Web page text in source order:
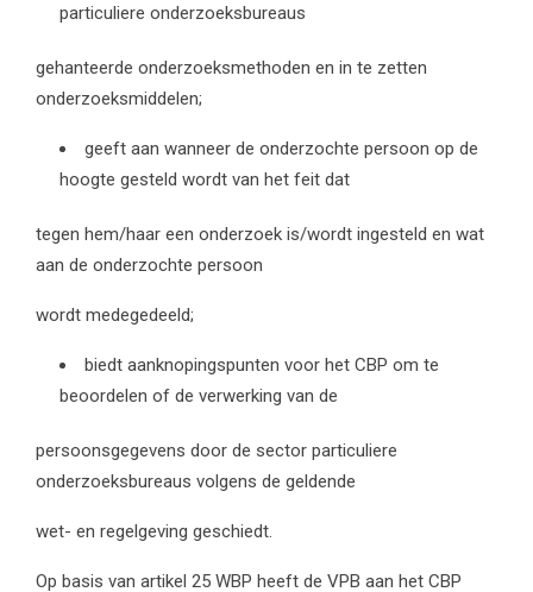
particuliere onderzoeksbureaus
gehanteerde onderzoeksmethoden en in te zetten
onderzoeksmiddelen;
geeft aan wanneer de onderzochte persoon op de
hoogte gesteld wordt van het feit dat
tegen hem/haar een onderzoek is/wordt ingesteld en wat
aan de onderzochte persoon
wordt medegedeeld;
biedt aanknopingspunten voor het CBP om te
beoordelen of de verwerking van de
persoonsgegevens door de sector particuliere
onderzoeksbureaus volgens de geldende
wet- en regelgeving geschiedt.
Op basis van artikel 25 WBP heeft de VPB aan het CBP